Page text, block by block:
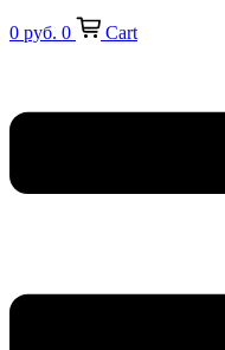
0 руб. 0 Cart